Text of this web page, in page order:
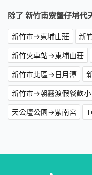
除了 新竹南寮蟹仔埔
新竹市→東埔山莊
新
新竹火車站→東埔山莊
新竹市北區→日月潭
新竹市→朝霧渡假餐飲
天公壇公園→紫南宮